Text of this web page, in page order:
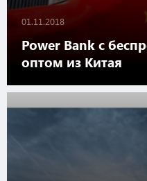
01.11.2018
Power Bank с
оптом из Китая